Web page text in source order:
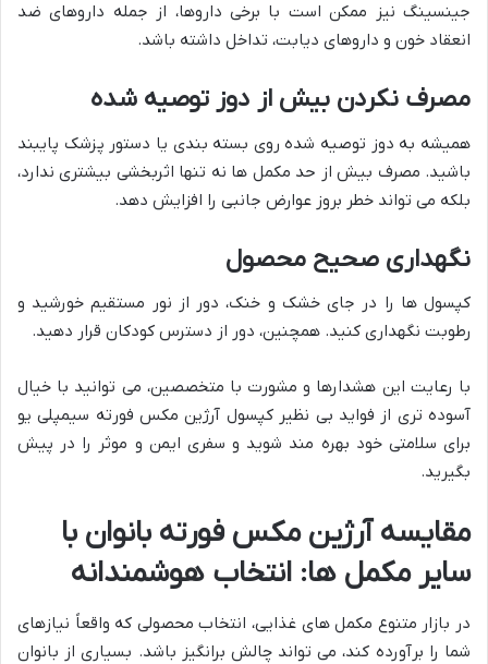
جینسینگ نیز ممکن است با برخی داروها، از جمله داروهای ضد
انعقاد خون و داروهای دیابت، تداخل داشته باشد.
مصرف نکردن بیش از دوز توصیه شده
همیشه به دوز توصیه شده روی بسته بندی یا دستور پزشک پایبند
باشید. مصرف بیش از حد مکمل ها نه تنها اثربخشی بیشتری ندارد،
بلکه می تواند خطر بروز عوارض جانبی را افزایش دهد.
نگهداری صحیح محصول
کپسول ها را در جای خشک و خنک، دور از نور مستقیم خورشید و
رطوبت نگهداری کنید. همچنین، دور از دسترس کودکان قرار دهید.
با رعایت این هشدارها و مشورت با متخصصین، می توانید با خیال
آسوده تری از فواید بی نظیر کپسول آرژین مکس فورته سیمپلی یو
برای سلامتی خود بهره مند شوید و سفری ایمن و موثر را در پیش
بگیرید.
مقایسه آرژین مکس فورته بانوان با
سایر مکمل ها: انتخاب هوشمندانه
در بازار متنوع مکمل های غذایی، انتخاب محصولی که واقعاً نیازهای
شما را برآورده کند، می تواند چالش برانگیز باشد. بسیاری از بانوان